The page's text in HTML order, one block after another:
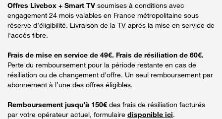
Offres Livebox + Smart TV soumises à conditions avec
engagement 24 mois valables en France métropolitaine sous
réserve d’éligibilité. Livraison de la TV après la mise en service de
l'accès fibre.
Frais de mise en service de 49€. Frais de résiliation de 60€.
Perte du remboursement pour la période restante en cas de
résiliation ou de changement d'offre. Un seul remboursement par
abonnement à l’une des offres éligibles.
Remboursement jusqu’à 150€ des frais de résiliation facturés
par votre opérateur actuel, formulaire disponible ici.